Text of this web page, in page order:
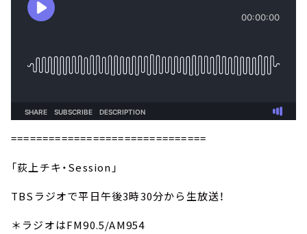
===============================
「荻上チキ・Session」
TBSラジオで平日午後3時30分から生放送！
＊ラジオはFM90.5/AM954